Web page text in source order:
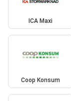
ICA Maxi
Coop Konsum